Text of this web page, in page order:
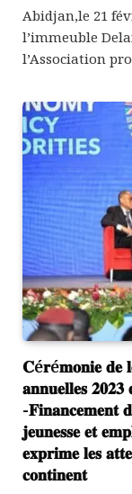
Abidjan,le 21
l’immeuble
l’Association
𝐂é𝐫é𝐦𝐨𝐧𝐢𝐞 𝐝𝐞
𝐚𝐧𝐧𝐮𝐞𝐥𝐥𝐞𝐬
-𝐅𝐢𝐧𝐚𝐧𝐜𝐞𝐦𝐞𝐧𝐭
𝐣𝐞𝐮𝐧𝐞𝐬𝐬𝐞 𝐞𝐭
𝐞𝐱𝐩𝐫𝐢𝐦𝐞 𝐥𝐞𝐬
𝐜𝐨𝐧𝐭𝐢𝐧𝐞𝐧𝐭